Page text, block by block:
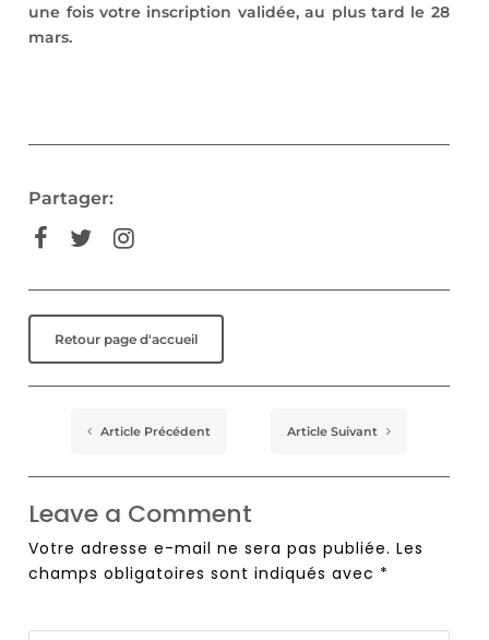
une fois votre inscription validée, au plus tard le 28
mars.
Partager:
Retour page d'accueil
Article Précédent Article Suivant
Leave a Comment
Votre adresse e-mail ne sera pas publiée. Les
champs obligatoires sont indiqués avec *